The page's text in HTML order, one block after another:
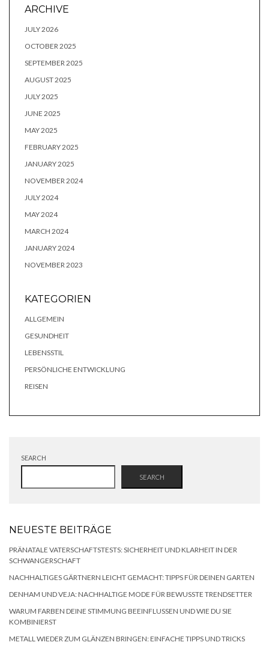
ARCHIVE
JULY 2026
OCTOBER 2025
SEPTEMBER 2025
AUGUST 2025
JULY 2025
JUNE 2025
MAY 2025
FEBRUARY 2025
JANUARY 2025
NOVEMBER 2024
JULY 2024
MAY 2024
MARCH 2024
JANUARY 2024
NOVEMBER 2023
KATEGORIEN
ALLGEMEIN
GESUNDHEIT
LEBENSSTIL
PERSÖNLICHE ENTWICKLUNG
REISEN
SEARCH
SEARCH
NEUESTE BEITRÄGE
PRÄNATALE VATERSCHAFTSTESTS: SICHERHEIT UND KLARHEIT IN DER
SCHWANGERSCHAFT
NACHHALTIGES GÄRTNERN LEICHT GEMACHT: TIPPS FÜR DEINEN GARTEN
DENHAM UND VEJA: NACHHALTIGE MODE FÜR BEWUSSTE TRENDSETTER
WARUM FARBEN DEINE STIMMUNG BEEINFLUSSEN UND WIE DU SIE
KOMBINIERST
METALL WIEDER ZUM GLÄNZEN BRINGEN: EINFACHE TIPPS UND TRICKS